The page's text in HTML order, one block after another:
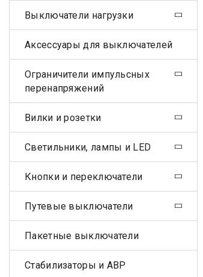
Выключатели нагрузки
Аксессуары для выключателей
Ограничители импульсных
перенапряжений
Вилки и розетки
Светильники, лампы и LED
Кнопки и переключатели
Путевые выключатели
Пакетные выключатели
Стабилизаторы и АВР